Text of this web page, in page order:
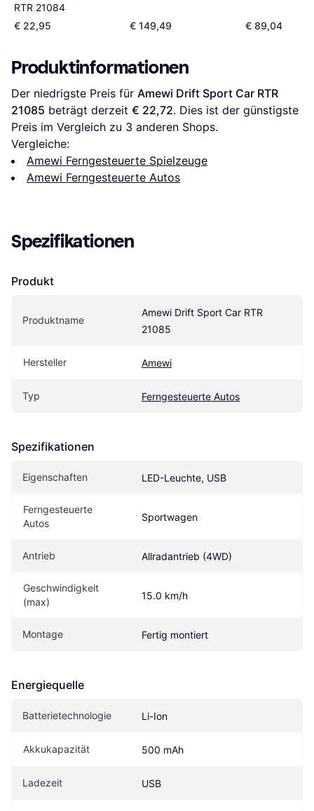
RTR 21084
€ 22,95
AXI00006T1
€ 149,49 € 89,04
Produktinformationen
Der niedrigste Preis für Amewi Drift Sport Car RTR
21085 beträgt derzeit € 22,72. Dies ist der günstigste
Preis im Vergleich zu 3 anderen Shops.
Vergleiche:
Amewi Ferngesteuerte Spielzeuge
Amewi Ferngesteuerte Autos
Spezifikationen
Produkt
Produktname
Amewi Drift Sport Car RTR
21085
Hersteller Amewi
Typ Ferngesteuerte Autos
Spezifikationen
Eigenschaften LED-Leuchte, USB
Ferngesteuerte
Autos
Sportwagen
Antrieb Allradantrieb (4WD)
Geschwindigkeit
(max)
15.0 km/h
Montage Fertig montiert
Energiequelle
Batterietechnologie Li-Ion
Akkukapazität 500 mAh
Ladezeit USB